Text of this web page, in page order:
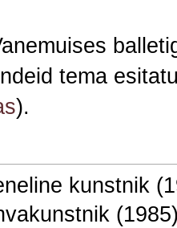
tema
).
kunstnik